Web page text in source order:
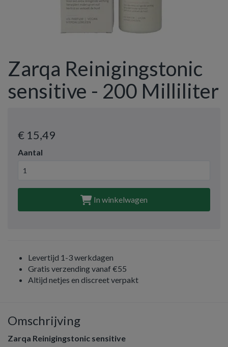
Zarqa Reinigingstonic
sensitive - 200 Milliliter
€ 15,49
Aantal
In winkelwagen
Levertijd 1-3 werkdagen
Gratis verzending vanaf €55
Altijd netjes en discreet verpakt
Omschrijving
Zarqa Reinigingstonic sensitive